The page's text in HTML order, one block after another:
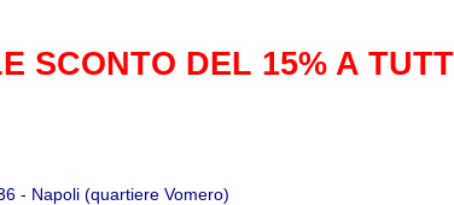
SCONTO DEL 15% A
- Napoli (quartiere Vomero)